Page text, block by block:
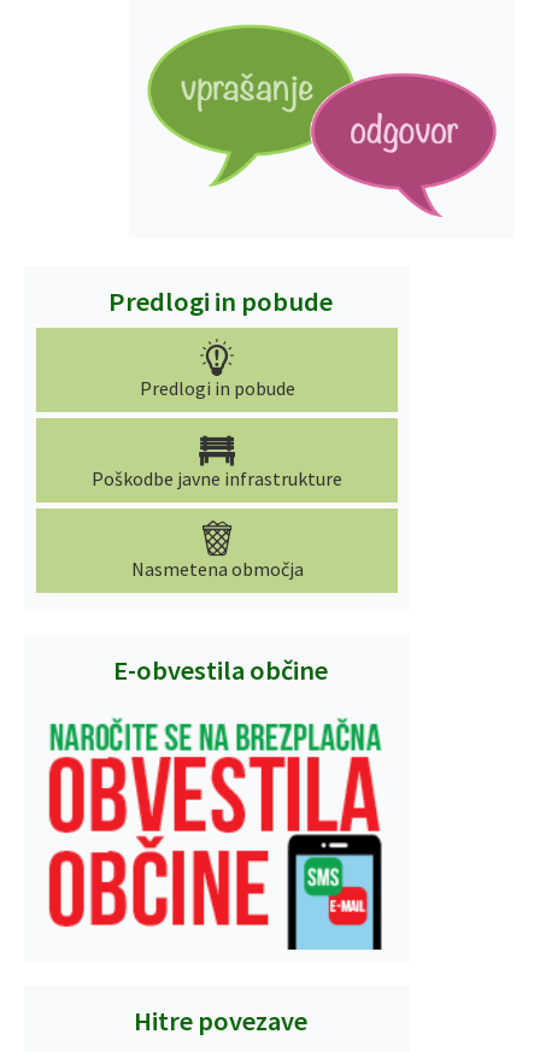
Predlogi in pobude
Predlogi in pobude
Poškodbe javne infrastrukture
Nasmetena območja
E-obvestila občine
Hitre povezave